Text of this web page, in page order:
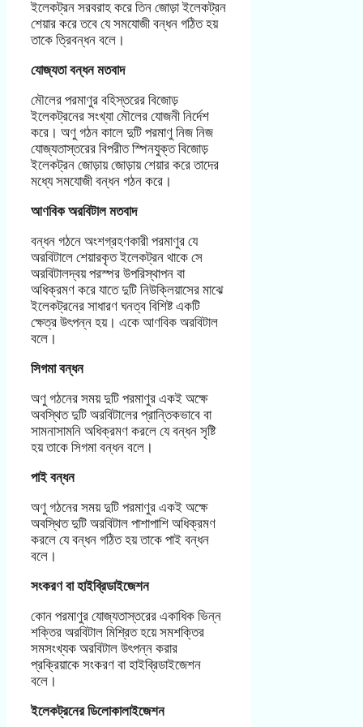
ইলেকট্রন সরবরাহ করে তিন জোড়া ইলেকট্রন
শেয়ার করে তবে যে সমযোজী বন্ধন গঠিত হয়
তাকে ত্রিবন্ধন বলে।
যোজ্যতা বন্ধন মতবাদ
মৌলের পরমাণুর বহিস্তরের বিজোড়
ইলেকট্রনের সংখ্যা মৌলের যোজনী নির্দেশ
করে। অণু গঠন কালে দুটি পরমাণু নিজ নিজ
যোজ্যতাস্তরের বিপরীত স্পিনযুক্ত বিজোড়
ইলেকট্রন জোড়ায় জোড়ায় শেয়ার করে তাদের
মধ্যে সমযোজী বন্ধন গঠন করে।
আণবিক অরবিটাল মতবাদ
বন্ধন গঠনে অংশগ্রহণকারী পরমাণুর যে
অরবিটালে শেয়ারকৃত ইলেকট্রন থাকে সে
অরবিটালদ্বয় পরস্পর উপরিস্থাপন বা
অধিক্রমণ করে যাতে দুটি নিউক্লিয়াসের মাঝে
ইলেকট্রনের সাধারণ ঘনত্ব বিশিষ্ট একটি
ক্ষেত্র উৎপন্ন হয়। একে আণবিক অরবিটাল
বলে।
সিগমা বন্ধন
অণু গঠনের সময় দুটি পরমাণুর একই অক্ষে
অবস্থিত দুটি অরবিটালের প্রান্তিকভাবে বা
সামনাসামনি অধিক্রমণ করলে যে বন্ধন সৃষ্টি
হয় তাকে সিগমা বন্ধন বলে।
পাই বন্ধন
অণু গঠনের সময় দুটি পরমাণুর একই অক্ষে
অবস্থিত দুটি অরবিটাল পাশাপাশি অধিক্রমণ
করলে যে বন্ধন গঠিত হয় তাকে পাই বন্ধন
বলে।
সংকরণ বা হাইব্রিডাইজেশন
কোন পরমাণুর যোজ্যতাস্তরের একাধিক ভিন্ন
শক্তির অরবিটাল মিশ্রিত হয়ে সমশক্তির
সমসংখ্যক অরবিটাল উৎপন্ন করার
প্রক্রিয়াকে সংকরণ বা হাইব্রিডাইজেশন
বলে।
ইলেকট্রনের ডিলোকালাইজেশন